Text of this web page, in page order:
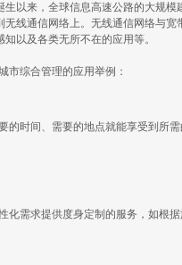
生以来，全球信息高速公路的大规
无线通信网络上。无线通信网络与
知以及各类无所不在的应用等。
市综合管理的应用举例：
的时间、需要的地点就能享受到所
化需求提供度身定制的服务，如根